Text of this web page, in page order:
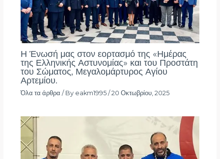
Η Ένωσή μας στον εορτασμό της «Ημέρας
της Ελληνικής Αστυνομίας» και του Προστάτη
του Σώματος, Μεγαλομάρτυρος Αγίου
Αρτεμίου.
Όλα τα άρθρα / By eakm1995 /20 Οκτωβρίου, 2025